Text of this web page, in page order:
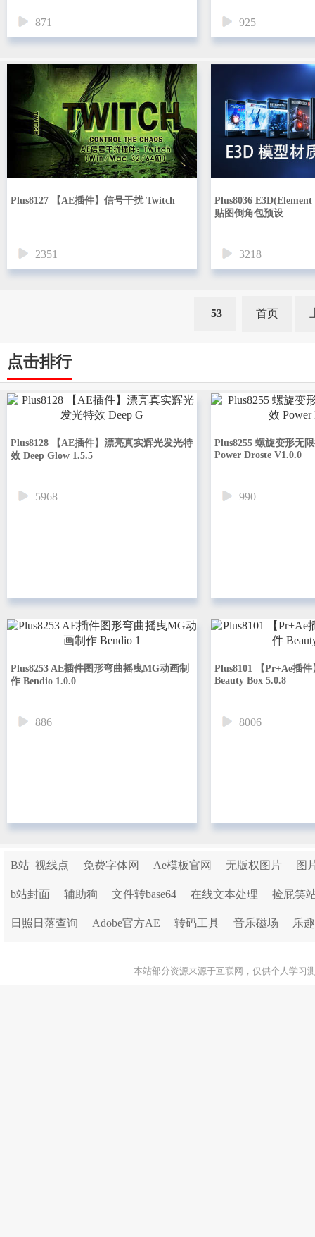
871 925
Plus8127 【AE插件】信号干扰 Twitch
2351
Plus8036
贴图倒角包预设
3218
53 首页
点击排行
Plus8128 【AE插件】漂亮真实辉光发光特
效 Deep Glow 1.5.5
5968
Plus8255 螺旋变形无
Power Droste V1.0.0
990
Plus8253 AE插件图形弯曲摇曳MG动画制
作 Bendio 1.0.0
886
Plus8101 【Pr+Ae插
Beauty Box 5.0.8
8006
B站_视线点 免费字体网 Ae模板官网 无版权图片 图
b站封面 辅助狗 文件转base64 在线文本处理 捡屁笑
日照日落查询 Adobe官方AE 转码工具 音乐磁场 乐
本站部分资源来源于互联网，仅供个人学习